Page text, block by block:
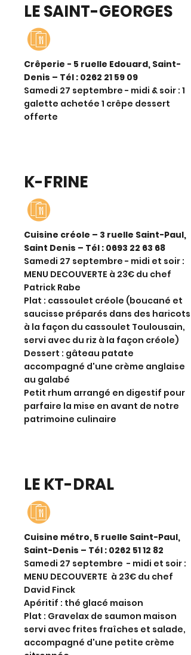
LE SAINT-GEORGES
Crêperie - 5 ruelle Edouard, Saint-
Denis – Tél : 0262 21 59 09
Samedi 27 septembre - midi & soir : 1
galette achetée 1 crêpe dessert
offerte
K-FRINE
Cuisine créole – 3 ruelle Saint-Paul,
Saint Denis – Tél : 0693 22 63 68
Samedi 27 septembre - midi et soir :
MENU DECOUVERTE à 23€ du chef
Patrick Rabe
Plat : cassoulet créole (boucané et
saucisse préparés dans des haricots
à la façon du cassoulet Toulousain,
servi avec du riz à la façon créole)
Dessert : gâteau patate
accompagné d'une crème anglaise
au galabé
Petit rhum arrangé en digestif pour
parfaire la mise en avant de notre
patrimoine culinaire
LE KT-DRAL
Cuisine métro, 5 ruelle Saint-Paul,
Saint-Denis – Tél : 0262 51 12 82
Samedi 27 septembre - midi et soir :
MENU DECOUVERTE à 23€ du chef
David Finck
Apéritif : thé glacé maison
Plat : Gravelax de saumon maison
servi avec frites fraîches et salade,
accompagné d'une petite crème